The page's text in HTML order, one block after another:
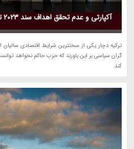
آکپارتی و عدم تحقق اهداف سند 2023 ترکیه
ترکیه دچار یکی از سختترین شرایط اقتصادی
کند.